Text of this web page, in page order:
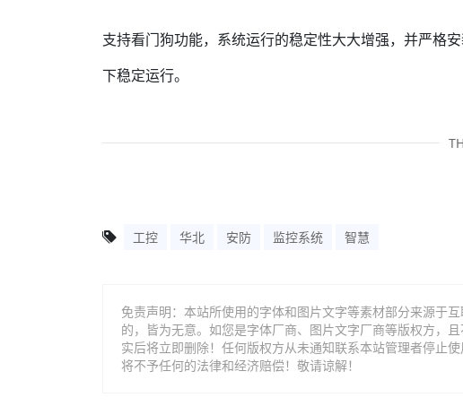
支持看门狗功能，系统运行的稳定性大大增强，并严格
下稳定运行。
工控 华北 安防 监控系统 智慧
免责声明：本站所使用的字体和图片文字等素材部分来源于
的，皆为无意。如您是字体厂商、图片文字厂商等版权方，
实后将立即删除！任何版权方从未通知联系本站管理者停止
将不予任何的法律和经济赔偿！敬请谅解！